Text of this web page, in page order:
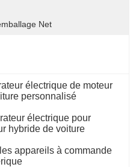
Net
électrique de moteur
personnalisé
électrique pour
hybride de voiture
appareils à commande